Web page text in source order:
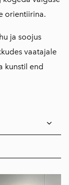
orientiirina.
ja soojus
vaatajale
kunstil end